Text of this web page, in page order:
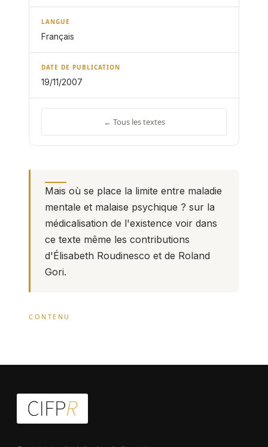
Mais où se place la limite entre maladie
mentale et malaise psychique ? sur la
médicalisation de l'existence voir dans
ce texte même les contributions
d'Élisabeth Roudinesco et de Roland
Gori.
CONTENU
LANGUE
Français
DATE DE PUBLICATION
19/11/2007
← Tous les textes